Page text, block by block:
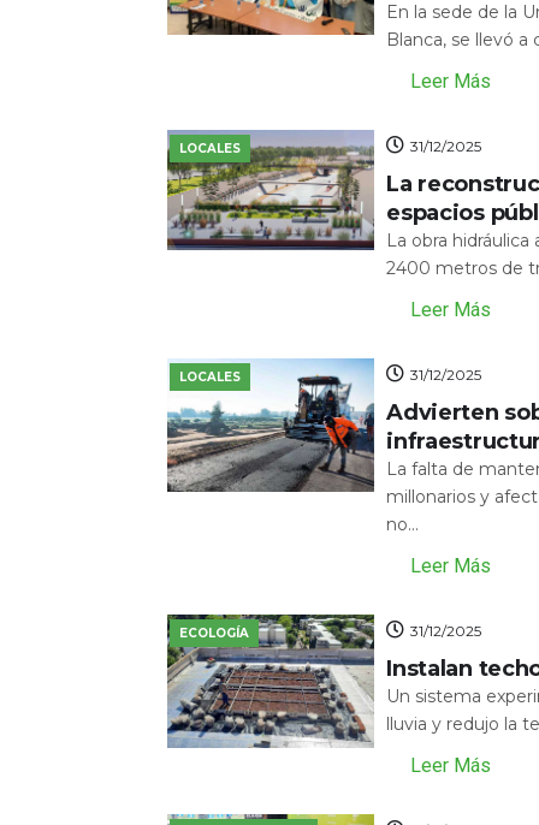
En la sede de la
Blanca, se llevó
Leer Más
LOCALES 31/12/2025
La
espacios
La obra
2400 metros de
Leer Más
LOCALES 31/12/2025
Advierten
La falta de
millonarios y
no...
Leer Más
ECOLOGÍA 31/12/2025
Instalan
Un sistema
lluvia y redujo la
Leer Más